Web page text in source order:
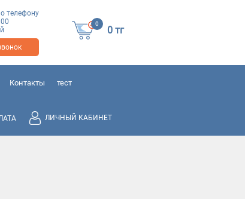
телефону
0
0 тг
Контакты тест
ЛИЧНЫЙ КАБИНЕТ